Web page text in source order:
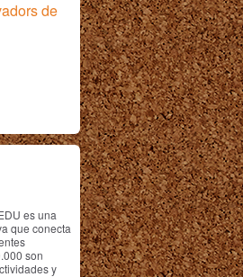
de
es una
que conecta
son
y